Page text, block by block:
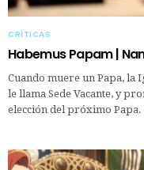
CRÍTICAS
Habemus Papam |
Cuando muere un Papa, la
le llama Sede Vacante, y
elección del próximo